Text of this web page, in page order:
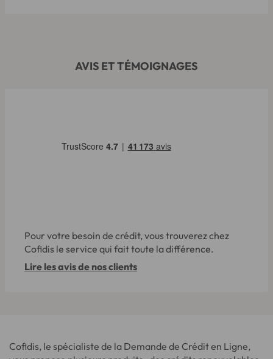
AVIS ET TÉMOIGNAGES
Pour votre besoin de crédit, vous trouverez chez
Cofidis le service qui fait toute la différence.
Lire les avis de nos clients
Cofidis, le spécialiste de la Demande de Crédit en Ligne,